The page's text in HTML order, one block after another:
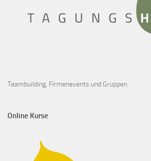
Teambuilding, Firmenevents und Gruppen.
Online Kurse